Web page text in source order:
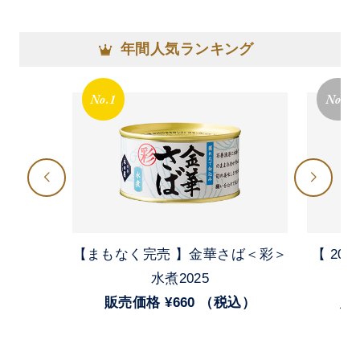
年間人気ランキング
No.1
【まもなく完売 】金華さば＜彩＞
水煮2025
販売価格 ¥660 （税込）
No.2
【